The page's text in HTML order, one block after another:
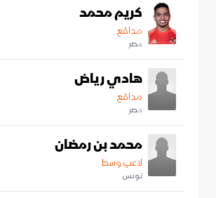
كريم محمد
مدافع
مصر
هادي رياض
مدافع
مصر
محمد بن رمضان
لاعب وسط
تونس